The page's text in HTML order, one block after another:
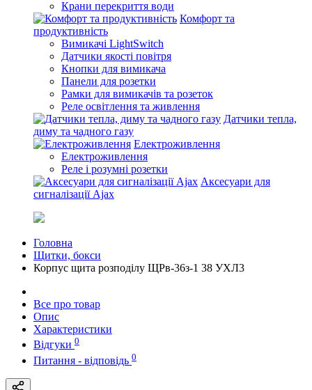
Крани перекриття води
Комфорт та
продуктивність
Вимикачі LightSwitch
Датчики якості повітря
Кнопки для вимикача
Панели для розетки
Рамки для вимикачів та розеток
Реле освітлення та живлення
Датчики тепла,
диму та чадного газу
Електроживлення
Електроживлення
Реле і розумні розетки
Аксесуари для
сигналізації Ajax
Головна
Щитки, бокси
Корпус щита розподілу ЩРв-36з-1 38 УХЛ3
Все про товар
Опис
Характеристики
Відгуки 0
Питання - відповідь 0